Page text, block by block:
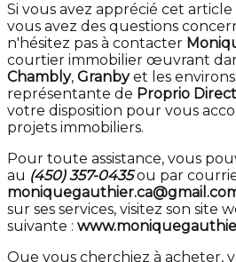
Si vous avez apprécié cet
vous avez des questions
n'hésitez pas à contacter
courtier immobilier œuvrant
Chambly, Granbyet les
représentante de Proprio
votre disposition pour vous
projets immobiliers.
Pour toute assistance, vous
au (450) 357-0435ou par
sur ses services, visitez son site
suivante :
Que vous cherchiez à acheter,